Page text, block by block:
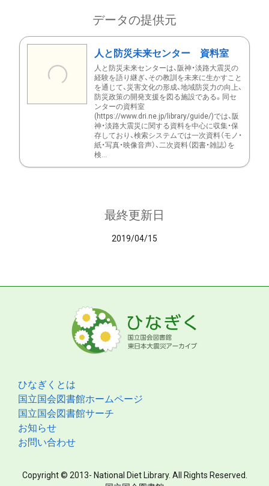
データの提供元
人と防災未来センター 資料室
人と防災未来センターは、阪神・淡路大震災の
経験を語り継ぎ、その教訓を未来に生かすこと
を通じて、災害文化の形成、地域防災力の向上、
防災政策の開発支援を図る施設である。同セ
ンターの資料室
(https://www.dri.ne.jp/library/guide/)では、阪
神・淡路大震災に関する資料を中心に収集・保
存しており、検索システムでは一次資料（モノ・
紙・写真・映像音声）、二次資料（図書・雑誌）を
検...
最終更新日
2019/04/15
ひなぎくとは
国立国会図書館ホームページ
国立国会図書館サーチ
お知らせ
お問い合わせ
Copyright © 2013- National Diet Library. All Rights Reserved.